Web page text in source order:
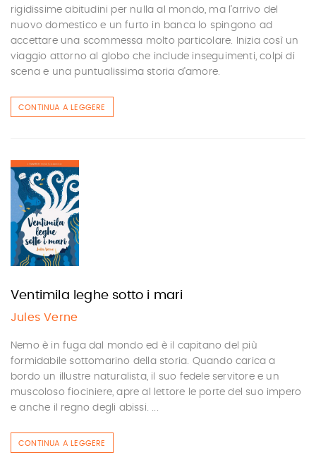
rigidissime abitudini per nulla al mondo, ma l’arrivo del
nuovo domestico e un furto in banca lo spingono ad
accettare una scommessa molto particolare. Inizia così un
viaggio attorno al globo che include inseguimenti, colpi di
scena e una puntualissima storia d’amore.
CONTINUA A LEGGERE
Ventimila leghe sotto i mari
Jules Verne
Nemo è in fuga dal mondo ed è il capitano del più
formidabile sottomarino della storia. Quando carica a
bordo un illustre naturalista, il suo fedele servitore e un
muscoloso fiociniere, apre al lettore le porte del suo impero
e anche il regno degli abissi. ...
CONTINUA A LEGGERE